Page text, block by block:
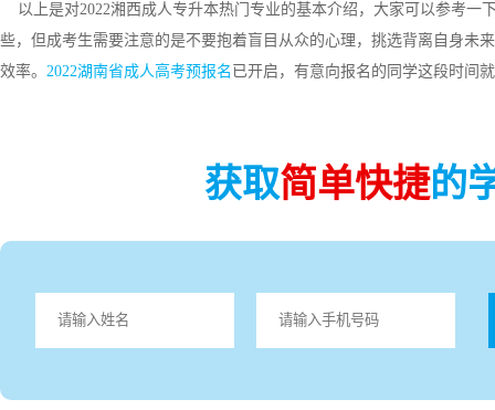
以上是对2022湘西成人专升本热门专业的基本介绍，大家可以参考一
些，但成考生需要注意的是不要抱着盲目从众的心理，挑选背离自身未
效率。 2022湖南省成人高考预报名 已开启，有意向报名的同学这段时间
获取简单快捷的